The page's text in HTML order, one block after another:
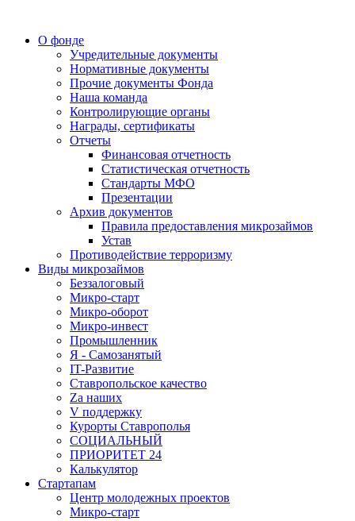
О фонде
Учредительные документы
Нормативные документы
Прочие документы Фонда
Наша команда
Контролирующие органы
Награды, сертификаты
Отчеты
Финансовая отчетность
Статистическая отчетность
Стандарты МФО
Презентации
Архив документов
Правила предоставления микрозаймов
Устав
Противодействие терроризму
Виды микрозаймов
Беззалоговый
Микро-старт
Микро-оборот
Микро-инвест
Промышленник
Я - Самозанятый
IT-Развитие
Ставропольское качество
Za наших
V поддержку
Курорты Ставрополья
СОЦИАЛЬНЫЙ
ПРИОРИТЕТ 24
Калькулятор
Стартапам
Центр молодежных проектов
Микро-старт